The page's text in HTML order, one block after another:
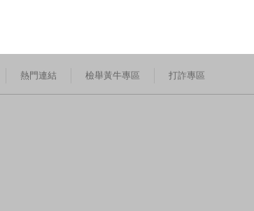
熱門連結 檢舉黃牛專區 打詐專區